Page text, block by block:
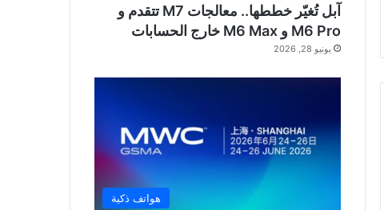
آبل تُغيّر خططها.. معالجات M7 تتقدم و
M6 Pro و M6 Max خارج الحسابات
يونيو 28, 2026
هواتف ذكية